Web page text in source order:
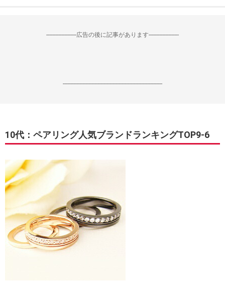
--------------------広告の後に記事があります--------------------
------------------------------------------------------------------
10代：ペアリング人気ブランドランキングTOP9-6